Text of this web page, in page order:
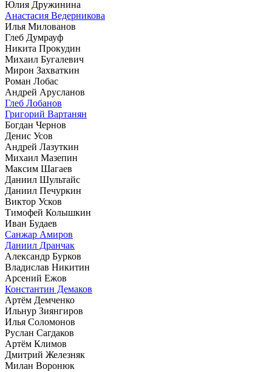
Юлия Дружинина
Анастасия Ведерникова
Илья Милованов
Глеб Думрауф
Никита Прокудин
Михаил Бугалевич
Мирон Захваткин
Роман Лобас
Андрей Арусланов
Глеб Лобанов
Григорий Вартанян
Богдан Чернов
Денис Усов
Андрей Лазуткин
Михаил Мазепин
Максим Шагаев
Даниил Шультайс
Даниил Печуркин
Виктор Усков
Тимофей Колышкин
Иван Будаев
Санжар Амиров
Даниил Дранчак
Александр Бурков
Владислав Никитин
Арсений Ежов
Константин Демаков
Артём Демченко
Ильнур Зиянгиров
Илья Соломонов
Руслан Сагдаков
Артём Климов
Дмитрий Железняк
Милан Воронюк